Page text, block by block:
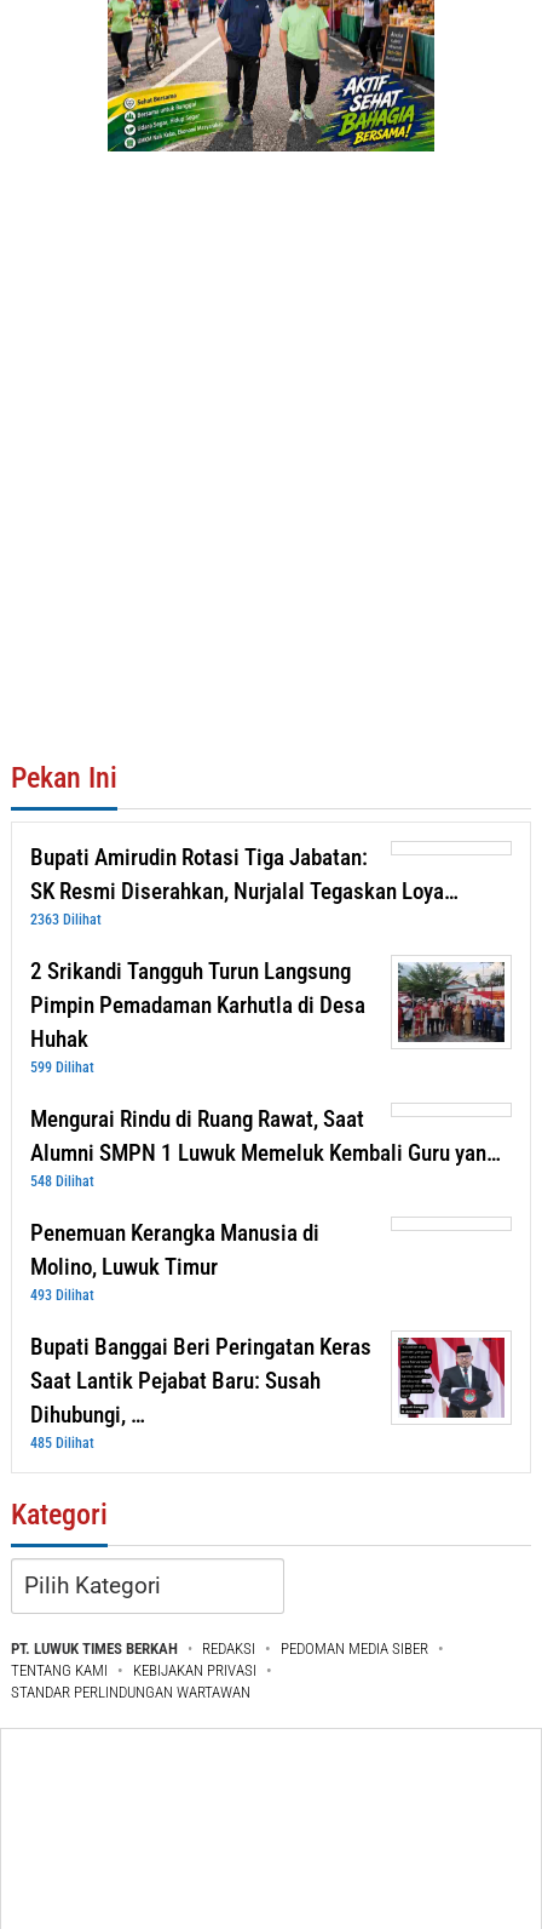
Pekan Ini
Bupati Amirudin Rotasi Tiga Jabatan:
SK Resmi Diserahkan, Nurjalal Tegaskan Loya…
2363 Dilihat
2 Srikandi Tangguh Turun Langsung
Pimpin Pemadaman Karhutla di Desa
Huhak
599 Dilihat
Mengurai Rindu di Ruang Rawat, Saat
Alumni SMPN 1 Luwuk Memeluk Kembali Guru yan…
548 Dilihat
Penemuan Kerangka Manusia di
Molino, Luwuk Timur
493 Dilihat
Bupati Banggai Beri Peringatan Keras
Saat Lantik Pejabat Baru: Susah
Dihubungi, …
485 Dilihat
Kategori
Kategori
PT. LUWUK TIMES BERKAH REDAKSI
PEDOMAN MEDIA SIBER
TENTANG KAMI
KEBIJAKAN PRIVASI
STANDAR PERLINDUNGAN WARTAWAN